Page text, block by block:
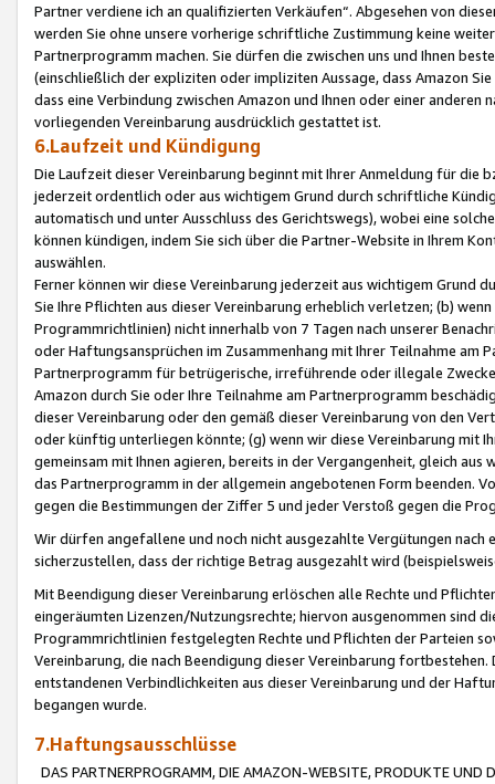
Partner verdiene ich an qualifizierten Verkäufen“. Abgesehen von
werden Sie ohne unsere vorherige schriftliche Zustimmung keine
Partnerprogramm machen. Sie dürfen die zwischen uns und Ihnen
(einschließlich der expliziten oder impliziten Aussage, dass Amazon
dass eine Verbindung zwischen Amazon und Ihnen oder einer
vorliegenden Vereinbarung ausdrücklich gestattet ist.
6.Laufzeit und Kündigung
Die Laufzeit dieser Vereinbarung beginnt mit Ihrer Anmeldung für die
jederzeit ordentlich oder aus wichtigem Grund durch schriftliche
automatisch und unter Ausschluss des Gerichtswegs), wobei eine
können kündigen, indem Sie sich über die Partner-Website in Ihrem
auswählen.
Ferner können wir diese Vereinbarung jederzeit aus wichtigem Grund
Sie Ihre Pflichten aus dieser Vereinbarung erheblich verletzen; (b)
Programmrichtlinien) nicht innerhalb von 7 Tagen nach unserer
oder Haftungsansprüchen im Zusammenhang mit Ihrer Teilnahme am
Partnerprogramm für betrügerische, irreführende oder illegale
Amazon durch Sie oder Ihre Teilnahme am Partnerprogramm
dieser Vereinbarung oder den gemäß dieser Vereinbarung von den
oder künftig unterliegen könnte; (g) wenn wir diese Vereinbarung mit
gemeinsam mit Ihnen agieren, bereits in der Vergangenheit, gleich
das Partnerprogramm in der allgemein angebotenen Form beenden.
gegen die Bestimmungen der Ziffer 5 und jeder Verstoß gegen die
Wir dürfen angefallene und noch nicht ausgezahlte Vergütungen
sicherzustellen, dass der richtige Betrag ausgezahlt wird
Mit Beendigung dieser Vereinbarung erlöschen alle Rechte und
eingeräumten Lizenzen/Nutzungsrechte; hiervon ausgenommen sind
Programmrichtlinien festgelegten Rechte und Pflichten der Parteien
Vereinbarung, die nach Beendigung dieser Vereinbarung
entstandenen Verbindlichkeiten aus dieser Vereinbarung und der
begangen wurde.
7.Haftungsausschlüsse
DAS PARTNERPROGRAMM, DIE AMAZON-WEBSITE, PRODUKTE UND